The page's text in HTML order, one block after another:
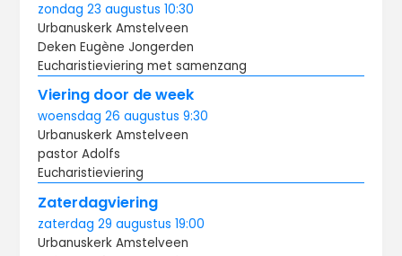
zondag 23 augustus10:30
Urbanuskerk Amstelveen
Deken Eugène Jongerden
Eucharistieviering met samenzang
Viering door de week
woensdag 26 augustus9:30
Urbanuskerk Amstelveen
pastor Adolfs
Eucharistieviering
Zaterdagviering
zaterdag 29 augustus19:00
Urbanuskerk Amstelveen